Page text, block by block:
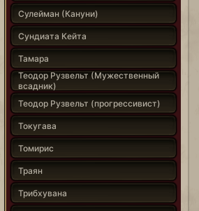
Сулейман (Кануни)
Сундиата Кейта
Тамара
Теодор Рузвельт (Мужественный
всадник)
Теодор Рузвельт (прогрессивист)
Токугава
Томирис
Траян
Трибхувана